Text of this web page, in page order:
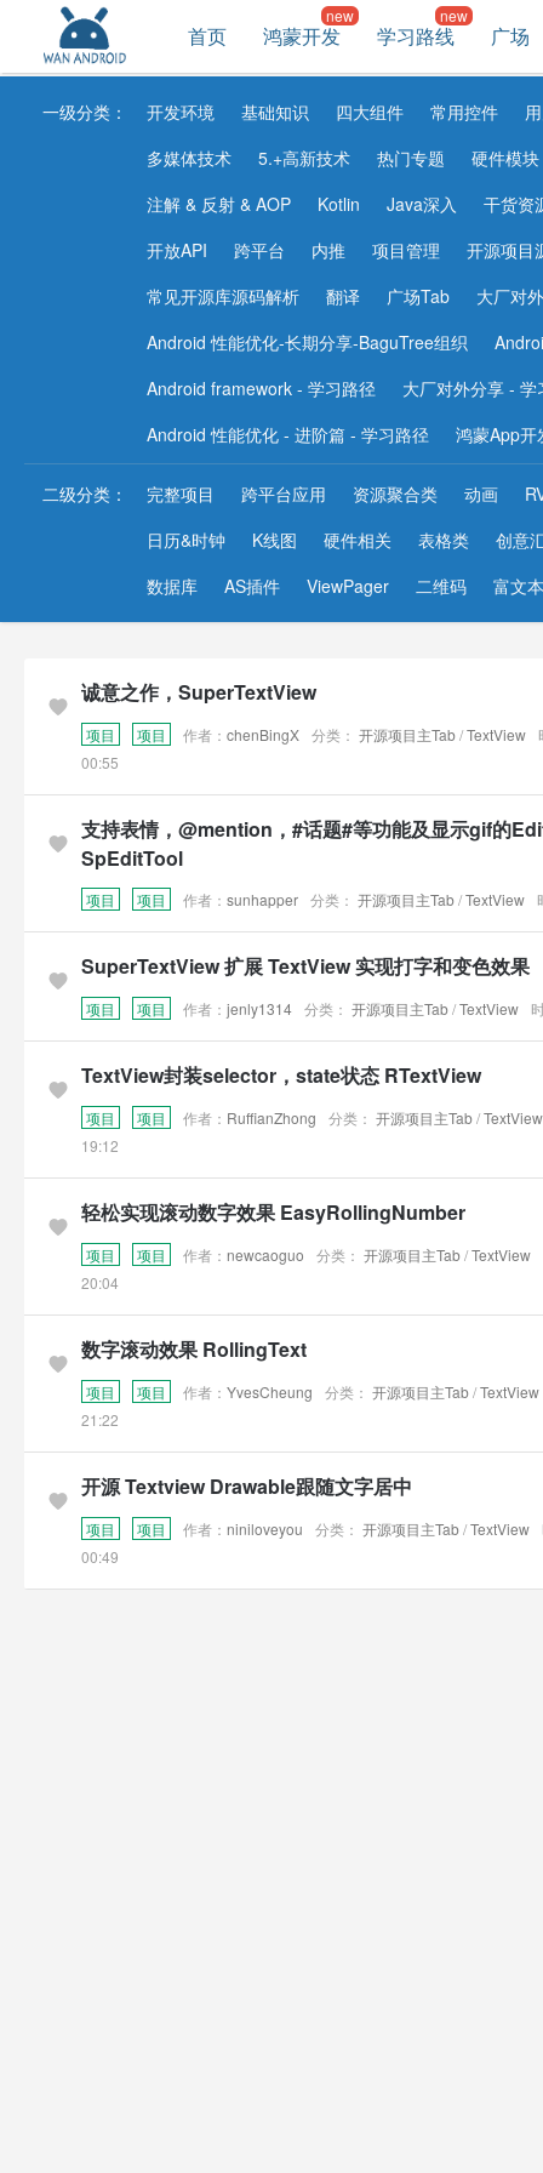
首页 鸿蒙开发 学习路线 广场
一级分类： 开发环境 基础知识 四大组件 常用控件
多媒体技术
5.+高新技术 热门专题
硬件模块
注解 & 反射 & AOP
Kotlin Java深入
干货资
开放API
跨平台 内推 项目管理
开源项目
常见开源库源码解析
翻译 广场Tab
大厂对
Android 性能优化-长期分享-BaguTree组织
Android framework - 学习路径
大厂对外分享 - 学
Android 性能优化 - 进阶篇 - 学习路径
鸿蒙App开
二级分类： 完整项目 跨平台应用 资源聚合类 动画
日历&时钟
K线图 硬件相关 表格类
创意
数据库
AS插件 ViewPager 二维码 富文
诚意之作，SuperTextView
项目 项目 作者： chenBingX 分类： 开源项目主Tab/TextView
00:55
支持表情，@mention，#话题#等功能及显示gif的
SpEditTool
项目 项目 作者： sunhapper 分类： 开源项目主Tab/TextView
SuperTextView 扩展 TextView 实现打字和变色效果
项目 项目 作者： jenly1314 分类： 开源项目主Tab/TextView
TextView封装selector，state状态 RTextView
项目 项目 作者： RuffianZhong 分类： 开源项目主Tab/TextView
19:12
轻松实现滚动数字效果 EasyRollingNumber
项目 项目 作者： newcaoguo 分类： 开源项目主Tab/TextView
20:04
数字滚动效果 RollingText
项目 项目 作者： YvesCheung 分类： 开源项目主Tab/TextView
21:22
开源 Textview Drawable跟随文字居中
项目 项目 作者： niniloveyou 分类： 开源项目主Tab/TextView
00:49